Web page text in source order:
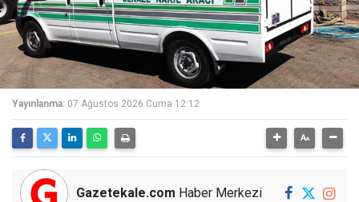
Yayınlanma: 07 Ağustos 2026 Cuma 12:12
Gazetekale.com Haber Merkezi